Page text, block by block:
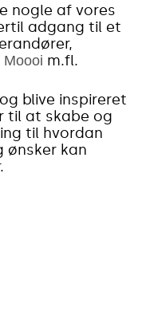
nogle af vores
adgang til et
Moooi m.fl.
blive inspireret
til at skabe og
til hvordan
ønsker kan